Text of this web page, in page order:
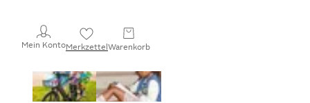
Mein KontoMerkzettelWarenkorb